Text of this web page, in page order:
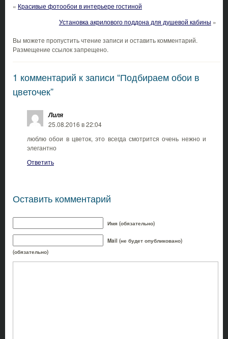
« Красивые фотообои в интерьере гостиной
Установка акрилового поддона для душевой кабины »
Вы можете пропустить чтение записи и оставить комментарий.
Размещение ссылок запрещено.
1 комментарий к записи “Подбираем обои в
цветочек”
Лиля
25.08.2016 в 22:04
люблю обои в цветок, это всегда смотрится очень нежно и
элегантно
Ответить
Оставить комментарий
Имя (обязательно)
Mail (не будет опубликовано)
(обязательно)